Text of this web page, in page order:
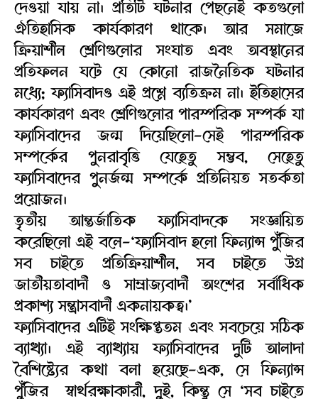
দেওয়া যায় না। প্রতিটি ঘটনার পেছনেই কতগুলো
ঐতিহাসিক কার্যকারণ থাকে। আর সমাজে
ক্রিয়াশীল শ্রেণিগুলোর সংঘাত এবং অবস্থানের
প্রতিফলন ঘটে যে কোনো রাজনৈতিক ঘটনার
মধ্যে; ফ্যাসিবাদও এই প্রশ্নে ব্যতিক্রম না। ইতিহাসের
কার্যকারণ এবং শ্রেণিগুলোর পারস্পরিক সম্পর্ক যা
ফ্যাসিবাদের জন্ম দিয়েছিলো-সেই পারস্পরিক
সম্পর্কের পুনরাবৃত্তি যেহেতু সম্ভব, সেহেতু
ফ্যাসিবাদের পুনর্জন্ম সম্পর্কে প্রতিনিয়ত সতর্কতা
প্রয়োজন।
তৃতীয় আন্তর্জাতিক ফ্যাসিবাদকে সংজ্ঞায়িত
করেছিলো এই বলে-‘ফ্যাসিবাদ হলো ফিন্যান্স পুঁজির
সব চাইতে প্রতিক্রিয়াশীল, সব চাইতে উগ্র
জাতীয়তাবাদী ও সাম্রাজ্যবাদী অংশের সর্বাধিক
প্রকাশ্য সন্ত্রাসবাদী একনায়কত্ব।’
ফ্যাসিবাদের এটিই সংক্ষিপ্ততম এবং সবচেয়ে সঠিক
ব্যাখ্যা। এই ব্যাখ্যায় ফ্যাসিবাদের দুটি আলাদা
বৈশিষ্ট্যের কথা বলা হয়েছে-এক, সে ফিন্যান্স
পুঁজির স্বার্থরক্ষাকারী, দুই, কিন্তু সে ‘সব চাইতে